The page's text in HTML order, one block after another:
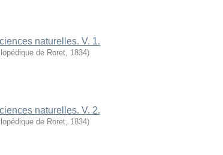
naturelles. V. 1.
de Roret, 1834)
naturelles. V. 2.
de Roret, 1834)